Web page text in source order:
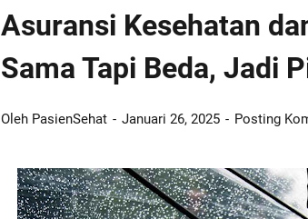
Asuransi Kesehatan
Sama Tapi Beda, Jadi
Oleh PasienSehat Januari 26, 2025 Posting